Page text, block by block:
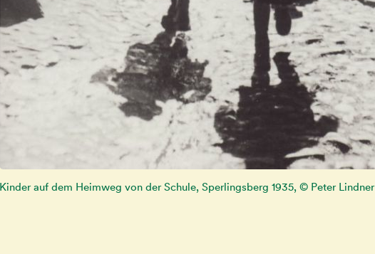
Kinder auf dem Heimweg von der Schule, Sperlingsberg 1935, © Peter Lindner